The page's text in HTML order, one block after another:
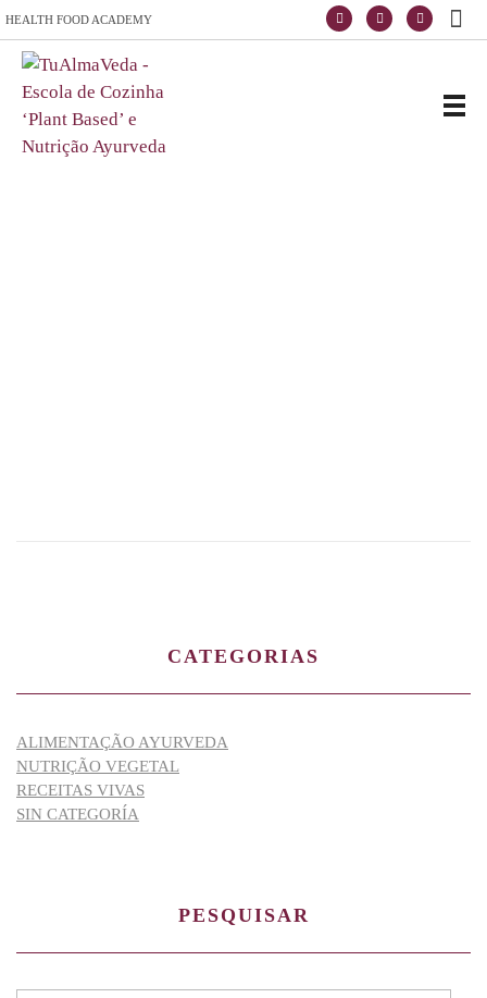
HEALTH FOOD ACADEMY
CATEGORIAS
ALIMENTAÇÃO AYURVEDA
NUTRIÇÃO VEGETAL
RECEITAS VIVAS
SIN CATEGORÍA
PESQUISAR